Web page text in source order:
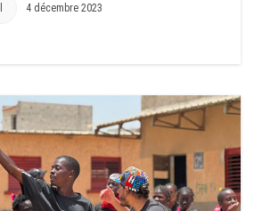
4 décembre 2023